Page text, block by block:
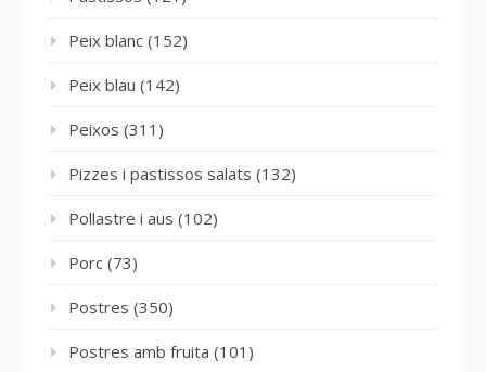
Peix blanc (152)
Peix blau (142)
Peixos (311)
Pizzes i pastissos salats (132)
Pollastre i aus (102)
Porc (73)
Postres (350)
Postres amb fruita (101)